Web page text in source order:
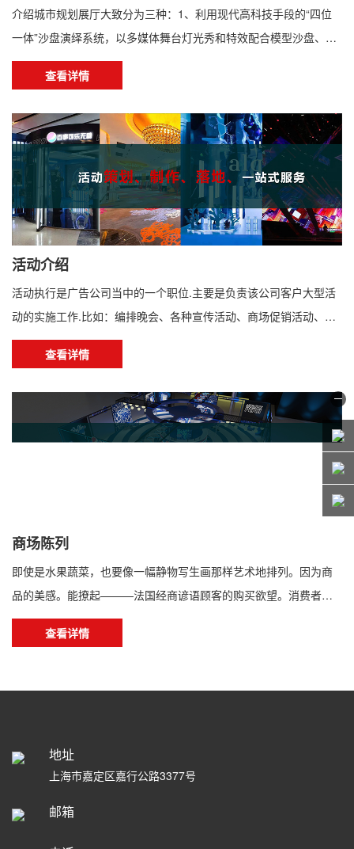
介绍城市规划展厅大致分为三种：1、利用现代高科技手段的“四位
一体”沙盘演绎系统，以多媒体舞台灯光秀和特效配合模型沙盘、宣
传影片的演绎、全程互动讲解，达到演出化的效果，规划并展示内
容达到一目了然的效果。2、以园区规划的图文基础资料创意化展示
影片和创新科技展项辅助表现园区规划方案，突出城区的战略性规
划部署，同时从百姓视角出发，让城市居民体验到...
查看详情
活动介绍
活动执行是广告公司当中的一个职位.主要是负责该公司客户大型活
动的实施工作.比如：编排晚会、各种宣传活动、商场促销活动、制
定活动方案等等一系列的宣传策划工作。一般做活动执行的人，没
有一两年的工作经验是很难操控的，因为需要了解的知识要很多，
响等）的基础知识掌握，以及很多物理知识。也要有一个掌控大局
的能力，协调沟通能力。市场材质的价格，及供应商的...
查看详情
商场陈列
即使是水果蔬菜，也要像一幅静物写生画那样艺术地排列。因为商
品的美感。能撩起———法国经商谚语顾客的购买欲望。消费者进
店购买商品，能否清晰、准确地感知商品形象，获得良好的情绪体
验，很大程度上取决于商品的陈列状况。为此，应根据消费者的心
实用。商品陈列直接关系到顾客的购买欲望，具体到经营实践中，
查看详情
地址
上海市嘉定区嘉行公路3377号
邮箱